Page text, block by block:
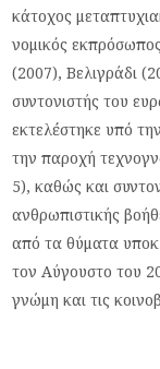
κάτοχος
νομικός
(2007), Βελιγράδι
συντονιστής του
εκτελέστηκε υπό
την παροχή
5), καθώς και
ανθρωπιστικής
από τα θύματα
τον Αύγουστο του
γνώμη και τις